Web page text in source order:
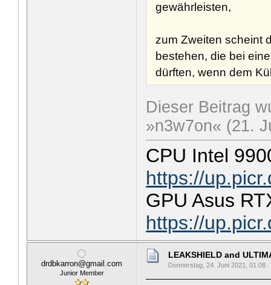
gewährleisten,
zum Zweiten scheint
bestehen, die bei
dürften, wenn dem
Dieser Beitrag
»n3w7on« (21.
CPU Intel
https://
GPU Asus
https://
drdbkarron@gmail.com
Junior Member
LEAKSHIELD and
Donnerstag, 24. Juni 2021, 01:08